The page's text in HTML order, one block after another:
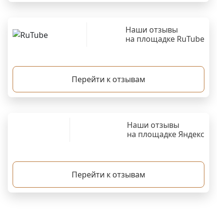
Наши отзывы
на площадке RuTube
Перейти к отзывам
Наши отзывы
на площадке Яндекс
Перейти к отзывам